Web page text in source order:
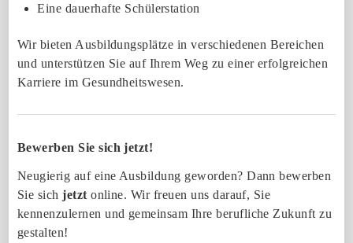
Eine dauerhafte Schülerstation
Wir bieten Ausbildungsplätze in verschiedenen Bereichen
und unterstützen Sie auf Ihrem Weg zu einer erfolgreichen
Karriere im Gesundheitswesen.
Bewerben Sie sich jetzt!
Neugierig auf eine Ausbildung geworden? Dann bewerben
Sie sichjetzt online. Wir freuen uns darauf, Sie
kennenzulernen und gemeinsam Ihre berufliche Zukunft zu
gestalten!
Ausbildung